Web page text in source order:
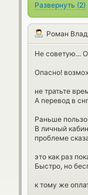
Развернуть (2)
Роман
Не советую...
Опасно!
не тратьте
А перевод в
Раньше
В личный
проблеме
это как раз
Быстро, но
к тому же